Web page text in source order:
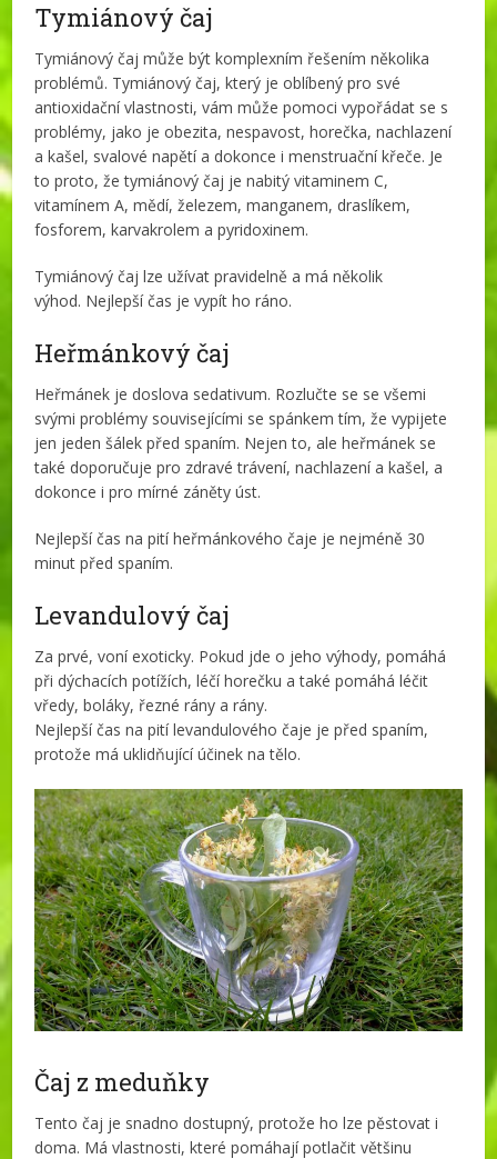
Tymiánový čaj
Tymiánový čaj může být komplexním řešením několika
problémů. Tymiánový čaj, který je oblíbený pro své
antioxidační vlastnosti, vám může pomoci vypořádat se s
problémy, jako je obezita, nespavost, horečka, nachlazení
a kašel, svalové napětí a dokonce i menstruační křeče. Je
to proto, že tymiánový čaj je nabitý vitaminem C,
vitamínem A, mědí, železem, manganem, draslíkem,
fosforem, karvakrolem a pyridoxinem.
Tymiánový čaj lze užívat pravidelně a má několik
výhod. Nejlepší čas je vypít ho ráno.
Heřmánkový čaj
Heřmánek je doslova sedativum. Rozlučte se se všemi
svými problémy souvisejícími se spánkem tím, že vypijete
jen jeden šálek před spaním. Nejen to, ale heřmánek se
také doporučuje pro zdravé trávení, nachlazení a kašel, a
dokonce i pro mírné záněty úst.
Nejlepší čas na pití heřmánkového čaje je nejméně 30
minut před spaním.
Levandulový čaj
Za prvé, voní exoticky. Pokud jde o jeho výhody, pomáhá
při dýchacích potížích, léčí horečku a také pomáhá léčit
vředy, boláky, řezné rány a rány.
Nejlepší čas na pití levandulového čaje je před spaním,
protože má uklidňující účinek na tělo.
Čaj z meduňky
Tento čaj je snadno dostupný, protože ho lze pěstovat i
doma. Má vlastnosti, které pomáhají potlačit většinu